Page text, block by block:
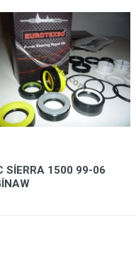
SİERRA 1500 99-06